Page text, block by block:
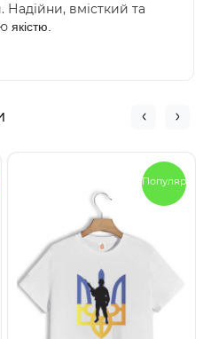
вмісткий та
якістю.